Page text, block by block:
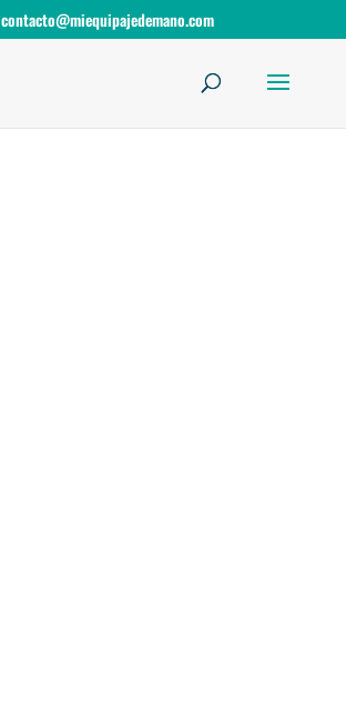
contacto@miequipajedemano.com